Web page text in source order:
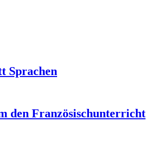
Sprachen
den Französischunterricht